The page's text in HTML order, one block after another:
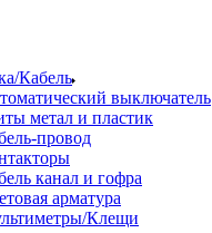
Кабель
выключатель
метал и пластик
провод
канал и гофра
арматура
Клещи